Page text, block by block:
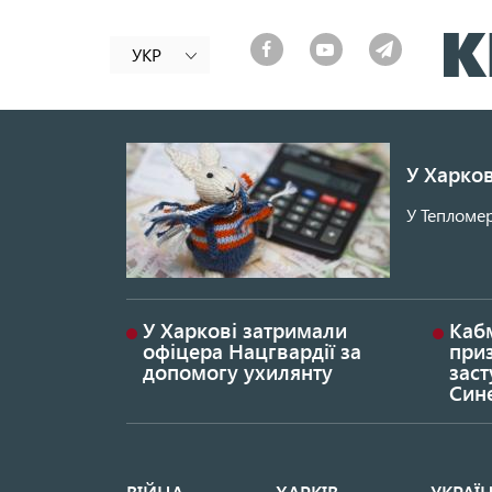
УКР
У
У
У Харкові затримали
офіцера Нацгвардії за
допомогу ухилянту